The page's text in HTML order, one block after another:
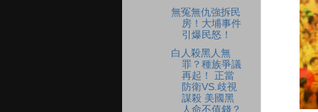
無冤無仇強拆民
房！大埔事件
引爆民怒！
白人殺黑人無
罪？種族爭議
再起！ 正當
防衛VS.歧視
謀殺 美國黑
人命不值錢？